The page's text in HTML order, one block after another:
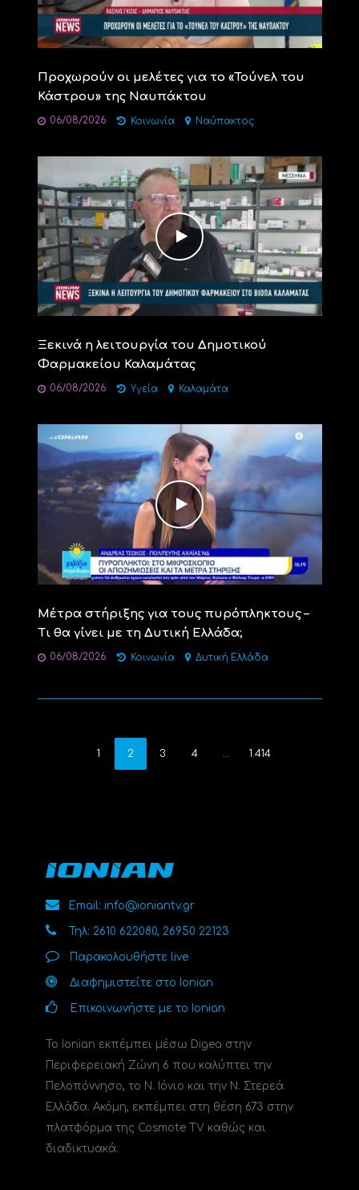
Προχωρούν οι μελέτες για το «Τούνελ του
Κάστρου» της Ναυπάκτου
06/08/2026 Κοινωνία Ναύπακτος
Ξεκινά η λειτουργία του Δημοτικού
Φαρμακείου Καλαμάτας
06/08/2026 Υγεία Καλαμάτα
Μέτρα στήριξης για τους πυρόπληκτους –
Τι θα γίνει με τη Δυτική Ελλάδα;
06/08/2026 Κοινωνία Δυτική Ελλάδα
1 2 3 4 1.414
Email: info@ioniantv.gr
Τηλ: 2610 622080, 26950 22123
Παρακολουθήστε live
Διαφημιστείτε στο Ionian
Επικοινωνήστε με το Ionian
Το Ionian εκπέμπει μέσω Digea στην
Περιφερειακή Ζώνη 6 που καλύπτει την
Πελοπόννησο, το N. Ιόνιο και την Ν. Στερεά
Ελλάδα. Ακόμη, εκπέμπει στη θέση 673 στην
πλατφόρμα της Cosmote TV καθώς και
διαδικτυακά.